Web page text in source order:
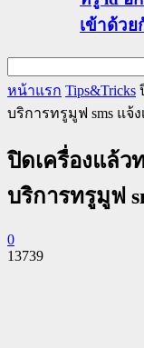
เข้าด้วย
หน้าแรก Tips&Tricks
บริการทรูมูฟ sms แจ้
ปิดเครื่องแล้ว
บริการทรูมูฟ
0
13739